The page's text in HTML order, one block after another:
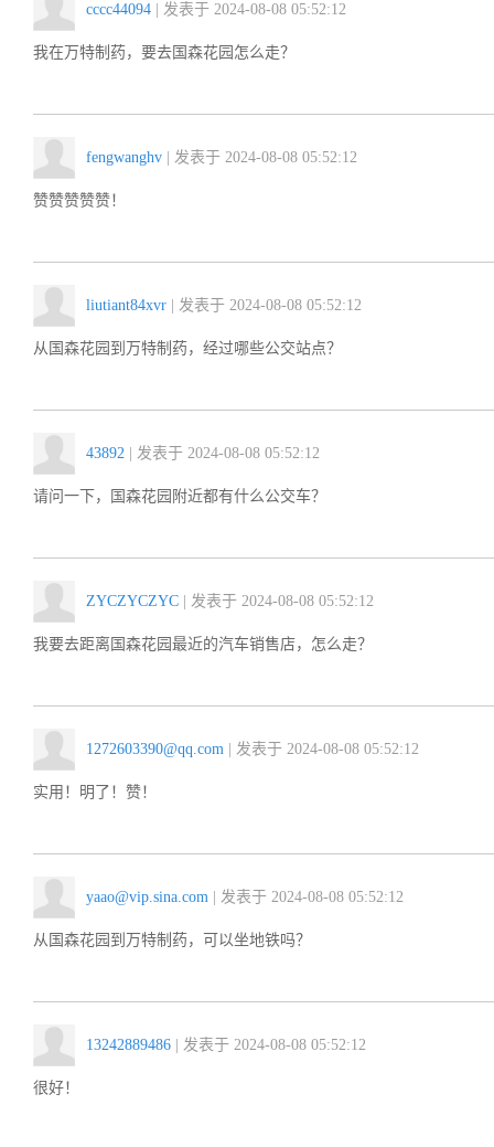
cccc44094 | 发表于 2024-08-08 05:52:12
我在万特制药，要去国森花园怎么走？
fengwanghv | 发表于 2024-08-08 05:52:12
赞赞赞赞赞！
liutiant84xvr | 发表于 2024-08-08 05:52:12
从国森花园到万特制药，经过哪些公交站点？
43892 | 发表于 2024-08-08 05:52:12
请问一下，国森花园附近都有什么公交车？
ZYCZYCZYC | 发表于 2024-08-08 05:52:12
我要去距离国森花园最近的汽车销售店，怎么走？
1272603390@qq.com | 发表于 2024-08-08 05:52:12
实用！明了！赞！
yaao@vip.sina.com | 发表于 2024-08-08 05:52:12
从国森花园到万特制药，可以坐地铁吗？
13242889486 | 发表于 2024-08-08 05:52:12
很好！